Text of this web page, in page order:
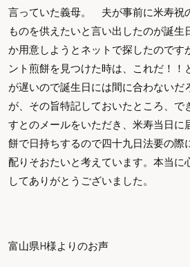
言っていた義母。 夫が事前に米寿祝
ものを供えたいと言い出したのが誕生
か用意しようとネットで探したのです
ント煎餅を見つけた時は、これだ！！
が遅いので誕生日には間に合わないだ
が、その旨特記しておいたところ、で
すとのメールをいただき、米寿当日に
餅で日持ちするので四十九日法要の際
配りそおたいと考えています。本当に
してありがとうございました。
富山県H様よりのお声